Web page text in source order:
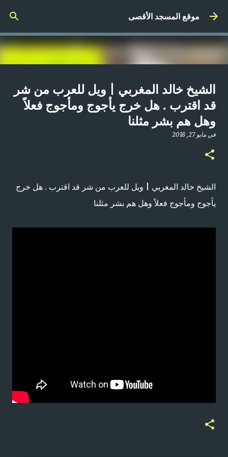
التخطي إلى المحتوى الرئيسيموقع المسجد الأقصى
صلاة المغرب مباشر من المسجد
الأقصى المبارك | الاثنين 21-4-2025م
فيأبريل 21, 2025
0
الشيخ خالد المغربي | ويل للعرب من شر
قد اقترب . هل خرج يأجوج ومأجوج فعلاً
وهل هم بشر مثلنا
في مايو 27, 2018
الشيخ خالد المغربي | ويل للعرب من شر قد اقترب . هل خرج
يأجوج ومأجوج فعلاً وهل هم بشر مثلنا